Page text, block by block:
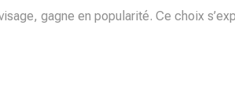
gagne en popularité. Ce choix